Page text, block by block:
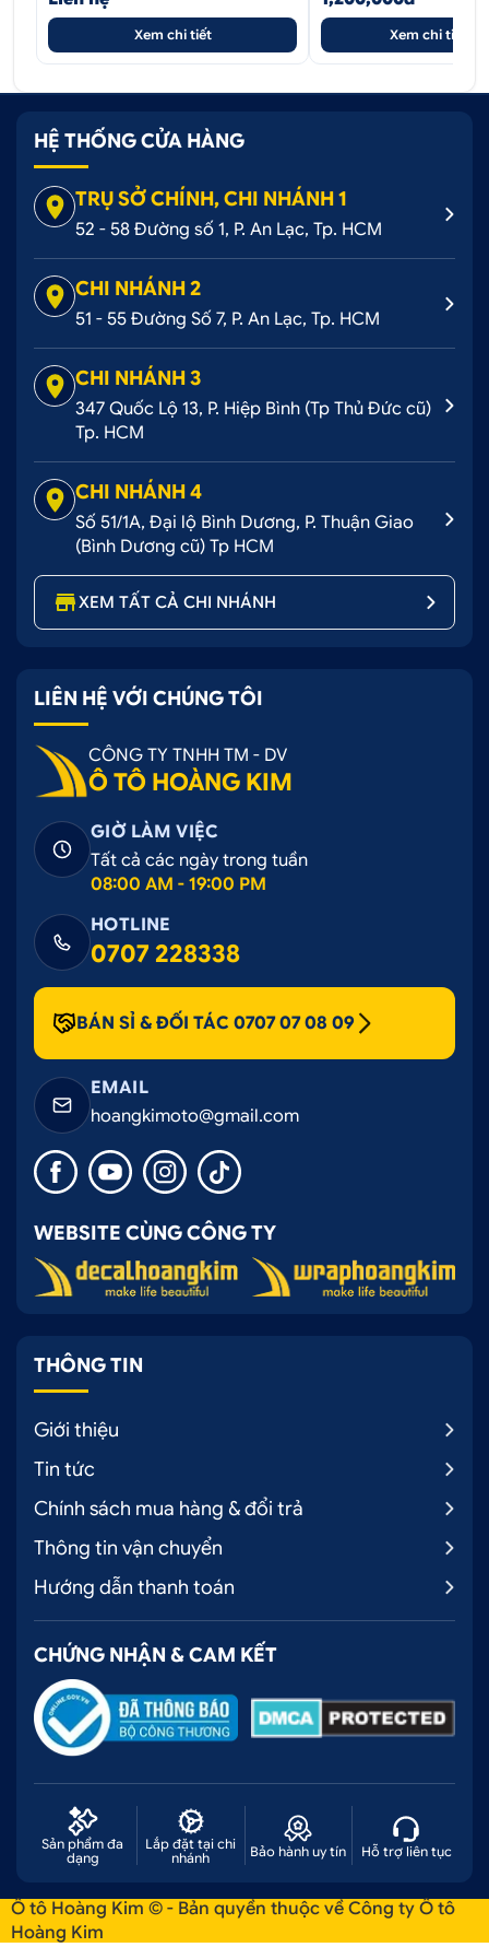
Xem chi tiết Xem chi tiết
HỆ THỐNG CỬA HÀNG
TRỤ SỞ CHÍNH, CHI NHÁNH 1
52 - 58 Đường số 1, P. An Lạc, Tp. HCM
CHI NHÁNH 2
51 - 55 Đường Số 7, P. An Lạc, Tp. HCM
CHI NHÁNH 3
347 Quốc Lộ 13, P. Hiệp Bình (Tp Thủ Đức cũ)
Tp. HCM
CHI NHÁNH 4
Số 51/1A, Đại lộ Bình Dương, P. Thuận Giao
(Bình Dương cũ) Tp HCM
XEM TẤT CẢ CHI NHÁNH
LIÊN HỆ VỚI CHÚNG TÔI
CÔNG TY TNHH TM - DV
Ô TÔ HOÀNG KIM
GIỜ LÀM VIỆC
Tất cả các ngày trong tuần
08:00 AM - 19:00 PM
HOTLINE
0707 228338
BÁN SỈ & ĐỐI TÁC 0707 07 08 09
EMAIL
hoangkimoto@gmail.com
WEBSITE CÙNG CÔNG TY
THÔNG TIN
Giới thiệu
Tin tức
Chính sách mua hàng & đổi trả
Thông tin vận chuyển
Hướng dẫn thanh toán
CHỨNG NHẬN & CAM KẾT
Sản phẩm đa
dạng
Lắp đặt tại chi
nhánh
Bảo hành uy tín Hỗ trợ liên tục
Ô tô Hoàng Kim © - Bản quyền thuộc về Công ty Ô tô
Hoàng Kim